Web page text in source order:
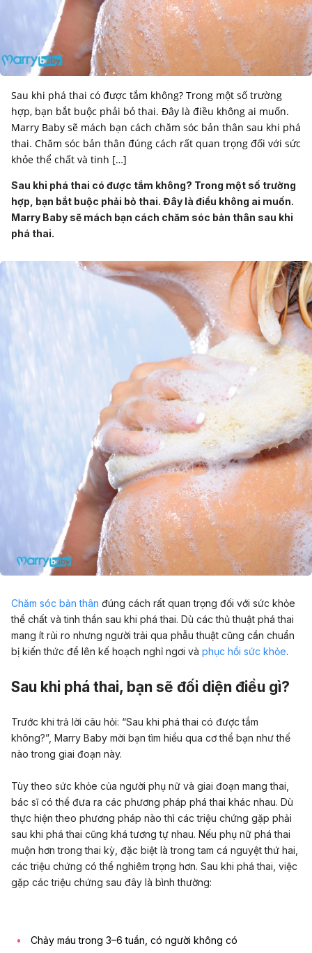
Sau khi phá thai có được tắm không? Trong một số trường
hợp, bạn bắt buộc phải bỏ thai. Đây là điều không ai muốn.
Marry Baby sẽ mách bạn cách chăm sóc bản thân sau khi phá
thai. Chăm sóc bản thân đúng cách rất quan trọng đối với sức
khỏe thể chất và tinh […]
Sau khi phá thai có được tắm không? Trong một số trường
hợp, bạn bắt buộc phải bỏ thai. Đây là điều không ai muốn.
Marry Baby sẽ mách bạn cách chăm sóc bản thân sau khi
phá thai.
Chăm sóc bản thân đúng cách rất quan trọng đối với sức khỏe
thể chất và tinh thần sau khi phá thai. Dù các thủ thuật phá thai
mang ít rủi ro nhưng người trải qua phẫu thuật cũng cần chuẩn
bị kiến thức để lên kế hoạch nghỉ ngơi và phục hồi sức khỏe.
Sau khi phá thai, bạn sẽ đối diện điều gì?
Trước khi trả lời câu hỏi: “Sau khi phá thai có được tắm
không?”, Marry Baby mời bạn tìm hiểu qua cơ thể bạn như thế
nào trong giai đoạn này.
Tùy theo sức khỏe của người phụ nữ và giai đoạn mang thai,
bác sĩ có thể đưa ra các phương pháp phá thai khác nhau. Dù
thực hiện theo phương pháp nào thì các triệu chứng gặp phải
sau khi phá thai cũng khá tương tự nhau. Nếu phụ nữ phá thai
muộn hơn trong thai kỳ, đặc biệt là trong tam cá nguyệt thứ hai,
các triệu chứng có thể nghiêm trọng hơn. Sau khi phá thai, việc
gặp các triệu chứng sau đây là bình thường:
Chảy máu trong 3–6 tuần, có người không có